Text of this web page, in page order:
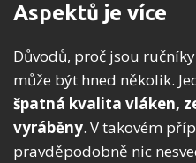
Aspektů je více
Důvodů, proč jsou
může být hned několik.
špatná kvalita vláken,
vyráběny. V takovém
pravděpodobně nic